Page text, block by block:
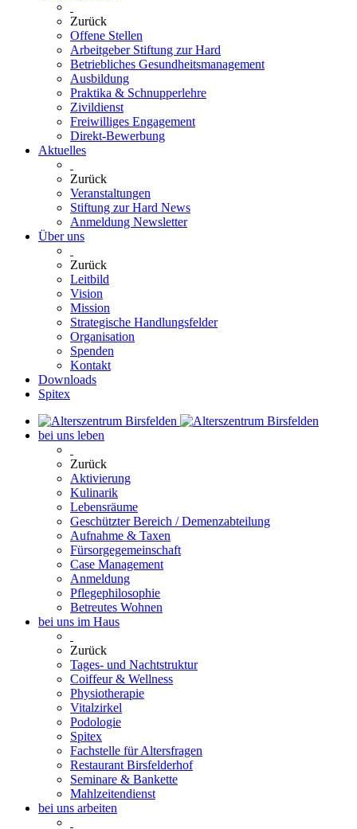
Zurück
Offene Stellen
Arbeitgeber Stiftung zur Hard
Betriebliches Gesundheitsmanagement
Ausbildung
Praktika & Schnupperlehre
Zivildienst
Freiwilliges Engagement
Direkt-Bewerbung
Aktuelles
Zurück
Veranstaltungen
Stiftung zur Hard News
Anmeldung Newsletter
Über uns
Zurück
Leitbild
Vision
Mission
Strategische Handlungsfelder
Organisation
Spenden
Kontakt
Downloads
Spitex
bei uns leben
Zurück
Aktivierung
Kulinarik
Lebensräume
Geschützter Bereich / Demenzabteilung
Aufnahme & Taxen
Fürsorgegemeinschaft
Case Management
Anmeldung
Pflegephilosophie
Betreutes Wohnen
bei uns im Haus
Zurück
Tages- und Nachtstruktur
Coiffeur & Wellness
Physiotherapie
Vitalzirkel
Podologie
Spitex
Fachstelle für Altersfragen
Restaurant Birsfelderhof
Seminare & Bankette
Mahlzeitendienst
bei uns arbeiten